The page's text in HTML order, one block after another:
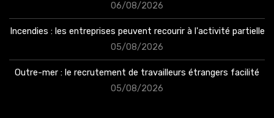
Accès client
06/08/2026
Incendies : les entreprises peuvent recourir à l'activité partielle
05/08/2026
Outre-mer : le recrutement de travailleurs étrangers facilité
05/08/2026